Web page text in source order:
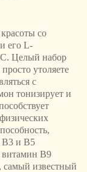
со
его L-
Целый набор
утоляете
с
тонизирует и
В3 и В5
витамин В9
самый известный